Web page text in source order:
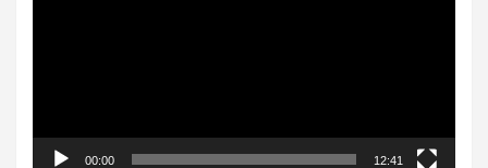
00:00 12:41